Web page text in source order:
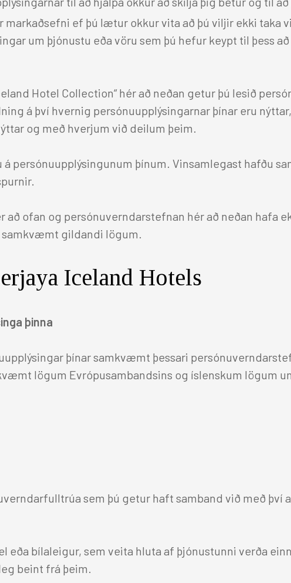
Norðurland
Berjaya Mývatn Hotel
Hótel Edda Akureyri
Austurland
Útskriftargjafir
Mannauður
Hótelklassinn
ef þú lætur okkur vita að þú viljir ekki taka
um þjónustu eða vöru sem þú hefur keypt til þess
Hotel Collection“ hér að neðan getur þú lesið
á því hvernig persónuupplýsingarnar þínar eru
og með hverjum við deilum þeim.
persónuupplýsingunum þínum. Vinsamlegast hafðu
að ofan og persónuverndarstefnan hér að neðan hafa
gildandi lögum.
Iceland Hotels
þinna
þínar samkvæmt þessari
lögum Evrópusambandsins og íslenskum lögum
sem þú getur haft samband við með því
bílaleigur, sem veita hluta af þjónustunni verða
beint frá þeim.